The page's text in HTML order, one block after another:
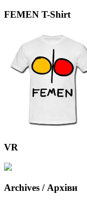
FEMEN T-Shirt
VR
Archives / Архіви